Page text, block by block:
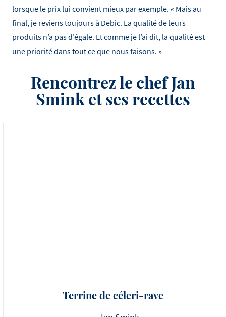
lorsque le prix lui convient mieux par exemple. « Mais au
final, je reviens toujours à Debic. La qualité de leurs
produits n’a pas d’égale. Et comme je l’ai dit, la qualité est
une priorité dans tout ce que nous faisons. »
Rencontrez le chef Jan
Smink et ses recettes
Terrine de céleri-rave